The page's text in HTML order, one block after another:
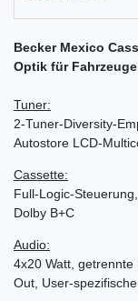
Becker Mexico
Optik für Fahrzeuge
Tuner:
2-Tuner-Diversity-
Autostore LCD-
Cassette:
Full-Logic-
Dolby B+C
Audio:
4x20 Watt,
Out, User-